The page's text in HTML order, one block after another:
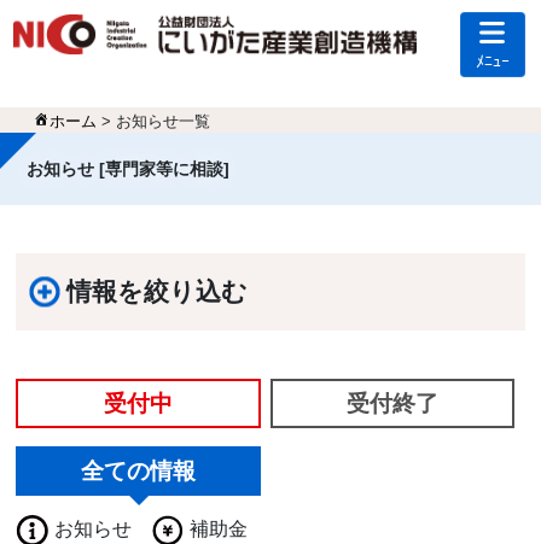
ﾒﾆｭｰ
ホーム > お知らせ一覧
お知らせ [専門家等に相談]
情報を絞り込む
受付中 受付終了
全ての情報
お知らせ
補助金